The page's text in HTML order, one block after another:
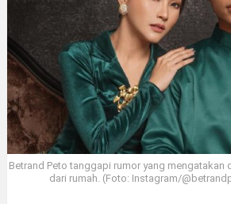
Betrand Peto tanggapi rumor yang mengatakan
dari rumah. (Foto: Instagram/